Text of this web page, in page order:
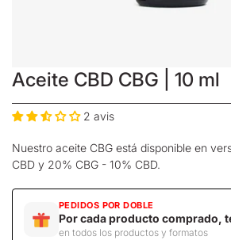
Aceite CBD CBG | 10 ml
2 avis
Nuestro aceite CBG está disponible en
CBD y 20% CBG - 10% CBD.
PEDIDOS POR DOBLE
Por cada producto comprado,
en todos los productos y formatos